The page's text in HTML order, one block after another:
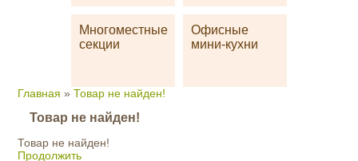
Многоместные
секции
Офисные
мини-кухни
Главная » Товар не найден!
Товар не найден!
Товар не найден!
Продолжить